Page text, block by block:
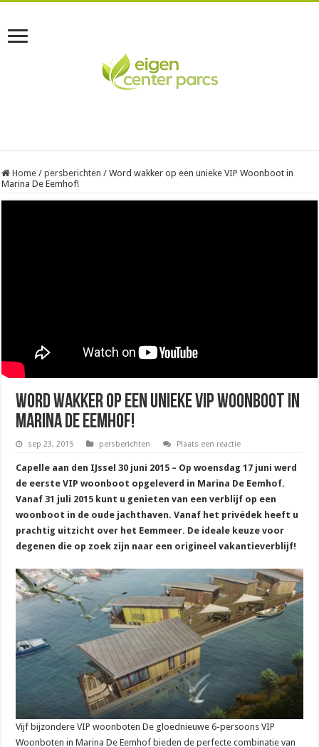
Home / persberichten / Word wakker op een unieke VIP Woonboot in
Marina De Eemhof!
Word wakker op een unieke VIP Woonboot in
Marina De Eemhof!
sep 23, 2015 persberichten Plaats een reactie
Capelle aan den IJssel 30 juni 2015 – Op woensdag 17 juni werd
de eerste VIP woonboot opgeleverd in Marina De Eemhof.
Vanaf 31 juli 2015 kunt u genieten van een verblijf op een
woonboot in de oude jachthaven. Vanaf het privédek heeft u
prachtig uitzicht over het Eemmeer. De ideale keuze voor
degenen die op zoek zijn naar een origineel vakantieverblijf!
Vijf bijzondere VIP woonboten De gloednieuwe 6-persoons VIP
Woonboten in Marina De Eemhof bieden de perfecte combinatie van